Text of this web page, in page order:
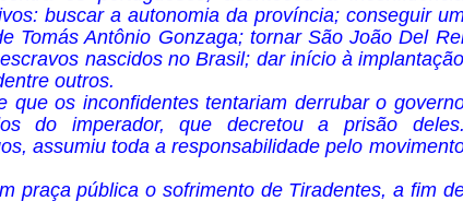
buscar a autonomia da província; conseguir
Tomás Antônio Gonzaga; tornar São João Del
nascidos no Brasil; dar início à implantação
outros.
que os inconfidentes tentariam derrubar o
do imperador, que decretou a prisão deles.
assumiu toda a responsabilidade pelo
praça pública o sofrimento de Tiradentes, a fim